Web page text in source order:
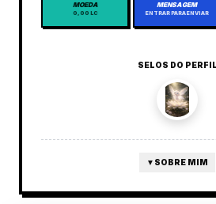
MOEDA
0,00 LC
MENSAGEM
ENTRAR PARA ENVIAR
SELOS DO PERFIL
▼ SOBRE MIM